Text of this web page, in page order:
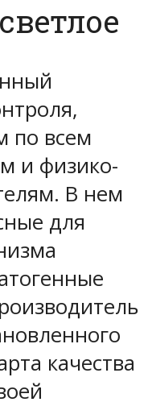
по всем
и физико-
В нем
для
качества